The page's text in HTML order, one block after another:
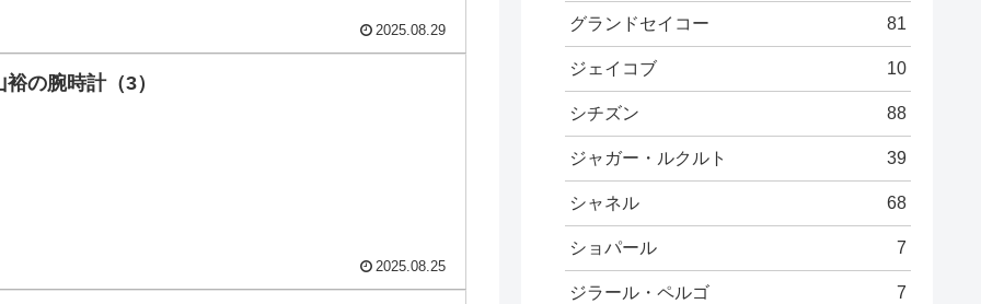
2025.08.29
裕の腕時計（3）
2025.08.25
グランドセイコー 81
ジェイコブ 10
シチズン 88
ジャガー・ルクルト 39
シャネル 68
ショパール 7
ジラール・ペルゴ 7